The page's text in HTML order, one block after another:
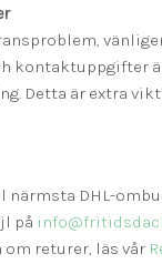
kontaktuppgifter
Detta är extra
närmsta DHL-
på
returer, läs vår